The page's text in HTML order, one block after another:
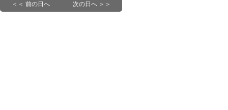
＜＜ 前の日へ 次の日へ ＞＞